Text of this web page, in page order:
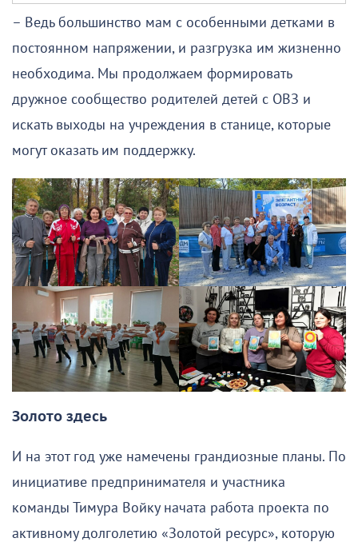
– Ведь большинство мам с особенными детками в
постоянном напряжении, и разгрузка им жизненно
необходима. Мы продолжаем формировать
дружное сообщество родителей детей с ОВЗ и
искать выходы на учреждения в станице, которые
могут оказать им поддержку.
Золото здесь
И на этот год уже намечены грандиозные планы. По
инициативе предпринимателя и участника
команды Тимура Войку начата работа проекта по
активному долголетию «Золотой ресурс», которую